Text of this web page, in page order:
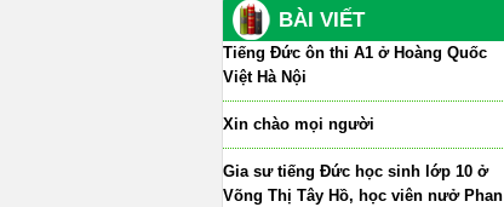
BÀI VIẾT
Tiếng Đức ôn thi A1 ở Hoàng Quốc
Việt Hà Nội
Xin chào mọi người
Gia sư tiếng Đức học sinh lớp 10 ở
Võng Thị Tây Hồ, học viên nưở Phan